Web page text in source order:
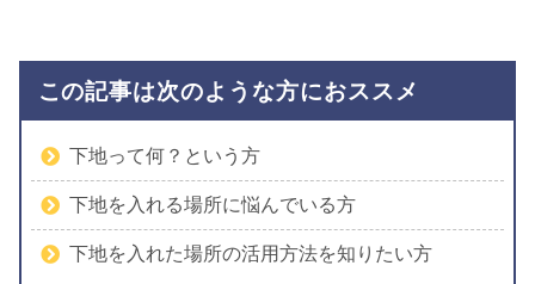
この記事は次のような方におススメ
下地って何？という方
下地を入れる場所に悩んでいる方
下地を入れた場所の活用方法を知りたい方